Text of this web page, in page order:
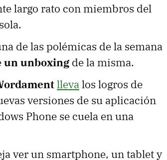
largo rato con miembros del
de las polémicas de la semana
un unboxing de la misma.
llevalos logros de
versiones de su aplicación
Phone se cuela en una
ver un smartphone, un tablet y